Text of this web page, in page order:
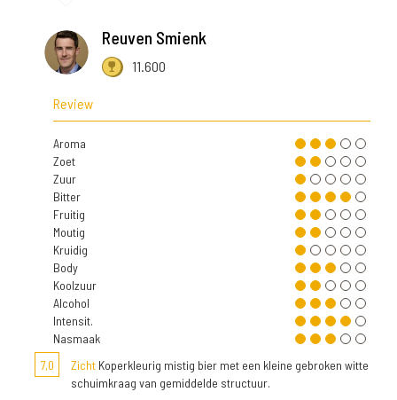
Reuven Smienk
11.600
Review
Aroma
Zoet
Zuur
Bitter
Fruitig
Moutig
Kruidig
Body
Koolzuur
Alcohol
Intensit.
Nasmaak
7,0
Zicht Koperkleurig mistig bier met een kleine gebroken witte
schuimkraag van gemiddelde structuur.